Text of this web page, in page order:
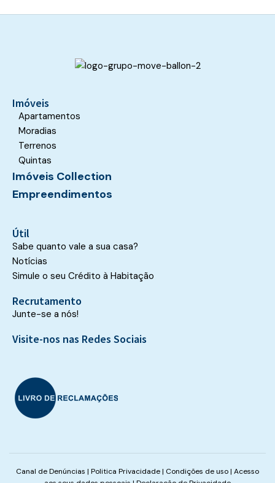
Imóveis
Apartamentos
Moradias
Terrenos
Quintas
Imóveis Collection
Empreendimentos
Útil
Sabe quanto vale a sua casa?
Notícias
Simule o seu Crédito à Habitação
Recrutamento
Junte-se a nós!
Visite-nos nas Redes Sociais
Canal de Denúncias | Politica Privacidade| Condições de uso| Acesso